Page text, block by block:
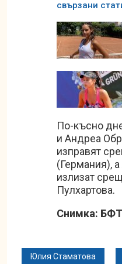
свързани
По-късно
и Андреа
изправят
(Германия),
излизат
Пулхартова.
Снимка:
Юлия Стаматова